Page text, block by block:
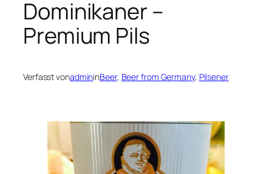
Dominikaner –
Premium Pils
Verfasst vonadmininBeer, Beer from Germany, Pilsener